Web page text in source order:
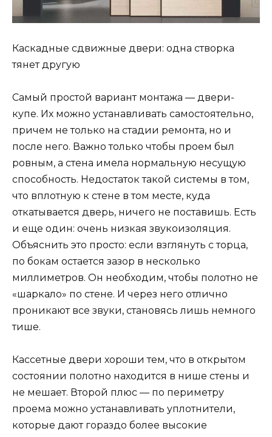
Каскадные сдвижные двери: одна створка
тянет другую
Самый простой вариант монтажа — двери-
купе. Их можно устанавливать самостоятельно,
причем не только на стадии ремонта, но и
после него. Важно только чтобы проем был
ровным, а стена имела нормальную несущую
способность. Недостаток такой системы в том,
что вплотную к стене в том месте, куда
откатывается дверь, ничего не поставишь. Есть
и еще один: очень низкая звукоизоляция.
Объяснить это просто: если взглянуть с торца,
по бокам остается зазор в несколько
миллиметров. Он необходим, чтобы полотно не
«шаркало» по стене. И через него отлично
проникают все звуки, становясь лишь немного
тише.
Кассетные двери хороши тем, что в открытом
состоянии полотно находится в нише стены и
не мешает. Второй плюс — по периметру
проема можно устанавливать уплотнители,
которые дают гораздо более высокие